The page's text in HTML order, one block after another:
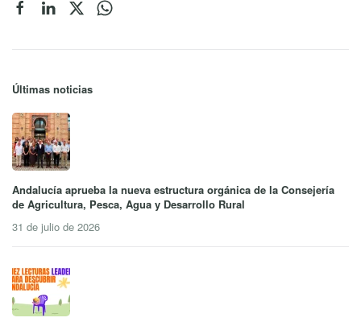
Últimas noticias
Andalucía aprueba la nueva estructura orgánica de la Consejería
de Agricultura, Pesca, Agua y Desarrollo Rural
31 de julio de 2026